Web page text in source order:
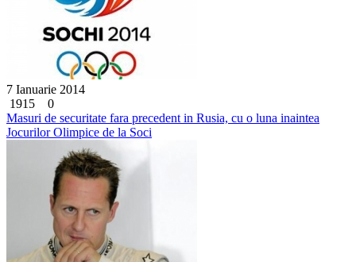
7 Ianuarie 2014
1915
0
Masuri de securitate fara precedent in Rusia, cu o luna inaintea
Jocurilor Olimpice de la Soci